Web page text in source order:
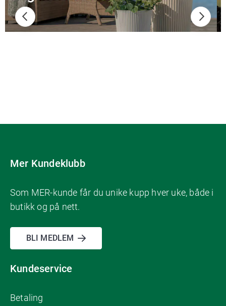
Mer Kundeklubb
Som MER-kunde får du unike kupp hver uke, både i
butikk og på nett.
BLI MEDLEM
Kundeservice
Betaling